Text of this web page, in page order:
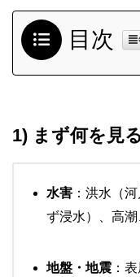
目次
1) まず何を見
水害 ：洪水（
ず浸水）、高潮
地盤・地震 ：